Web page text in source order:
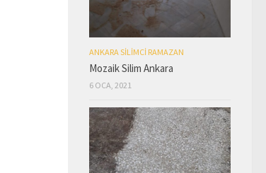
ANKARA SILIMCI RAMAZAN
Mozaik Silim Ankara
6 OCA, 2021